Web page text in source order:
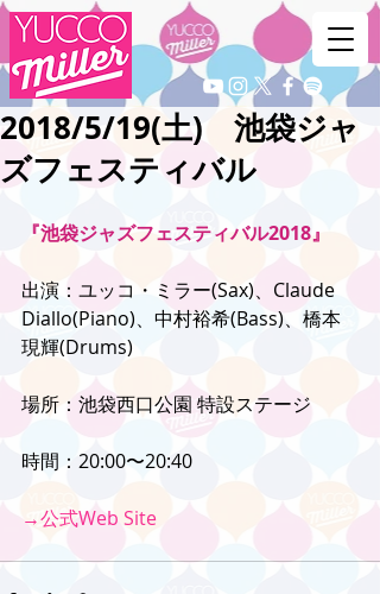
2018/5/19(土) 池袋ジャ
ズフェスティバル
『池袋ジャズフェスティバル2018』
出演：ユッコ・ミラー(Sax)、Claude
Diallo(Piano)、中村裕希(Bass)、橋本
現輝(Drums)
場所：池袋西口公園 特設ステージ
時間：20:00〜20:40
→公式Web Site